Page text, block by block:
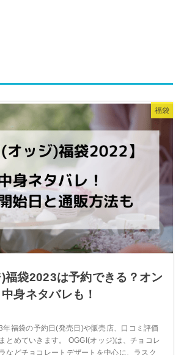
福袋
福袋2023は予約できる？オン
身ネタバレも！
福袋の予約日(発売日)や販売店、口コミ評価
とめていきます。 OGGI(オッジ)は、チョコレ
などチョコレートデザートを中心に、ラスク